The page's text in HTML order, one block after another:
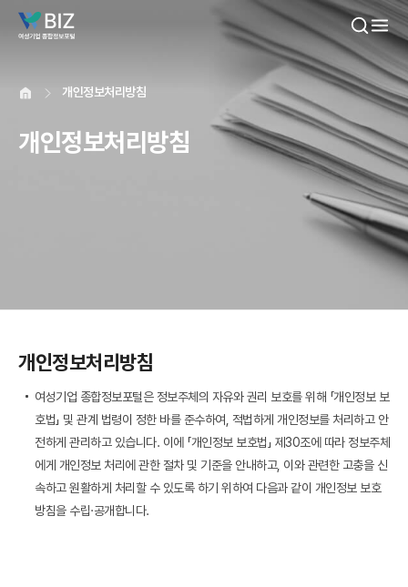
개인정보처리방침
개인정보처리방침
개인정보처리방침
여성기업 종합정보포털은 정보주체의 자유와 권리 보호를 위해 「개인정보 보
호법」 및 관계 법령이 정한 바를 준수하여, 적법하게 개인정보를 처리하고 안
전하게 관리하고 있습니다. 이에 「개인정보 보호법」 제30조에 따라 정보주체
에게 개인정보 처리에 관한 절차 및 기준을 안내하고, 이와 관련한 고충을 신
속하고 원활하게 처리할 수 있도록 하기 위하여 다음과 같이 개인정보 보호
방침을 수립·공개합니다.